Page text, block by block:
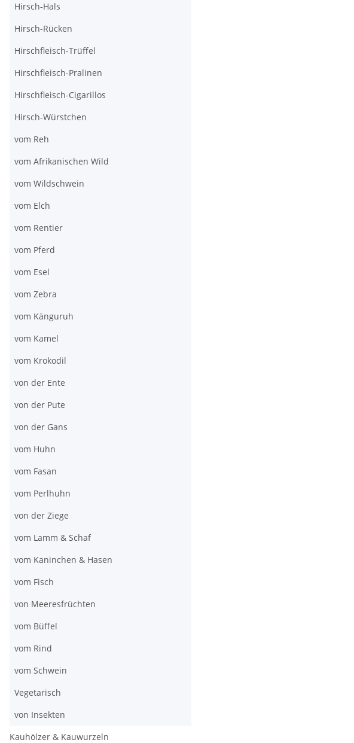
Hirsch-Hals
Hirsch-Rücken
Hirschfleisch-Trüffel
Hirschfleisch-Pralinen
Hirschfleisch-Cigarillos
Hirsch-Würstchen
vom Reh
vom Afrikanischen Wild
vom Wildschwein
vom Elch
vom Rentier
vom Pferd
vom Esel
vom Zebra
vom Känguruh
vom Kamel
vom Krokodil
von der Ente
von der Pute
von der Gans
vom Huhn
vom Fasan
vom Perlhuhn
von der Ziege
vom Lamm & Schaf
vom Kaninchen & Hasen
vom Fisch
von Meeresfrüchten
vom Büffel
vom Rind
vom Schwein
Vegetarisch
von Insekten
Kauhölzer & Kauwurzeln